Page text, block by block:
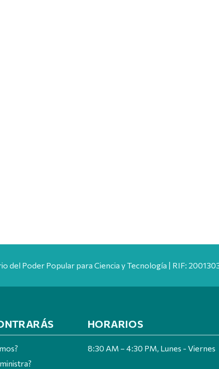
del Poder Popular para Ciencia y Tecnología | RIF:
HORARIOS
8:30 AM – 4:30 PM, Lunes - Viernes